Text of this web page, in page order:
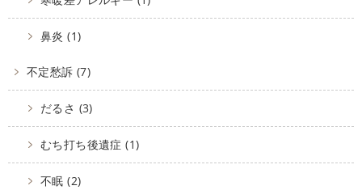
鼻炎 (1)
不定愁訴 (7)
だるさ (3)
むち打ち後遺症 (1)
不眠 (2)